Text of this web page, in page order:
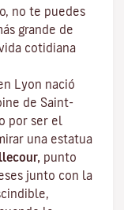
no te puedes
grande de
cotidiana
Lyon nació
de Saint-
por ser el
una estatua
punto
junto con la